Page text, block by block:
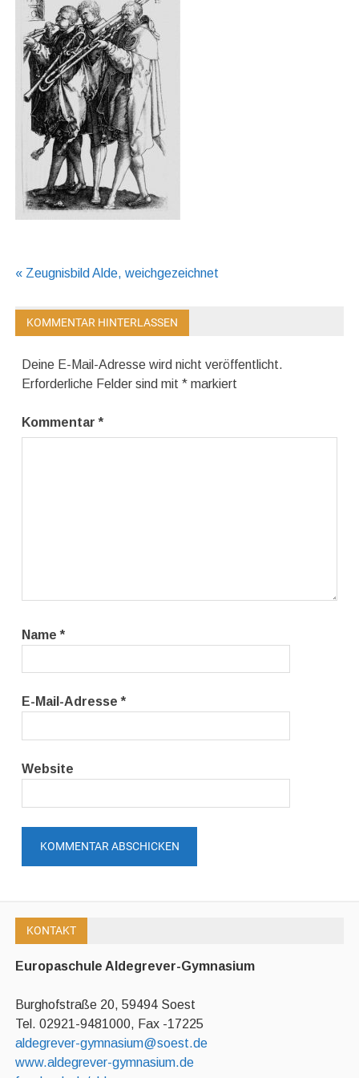
Beitragsnavigation
« Zeugnisbild Alde, weichgezeichnet
KOMMENTAR HINTERLASSEN
Deine E-Mail-Adresse wird nicht veröffentlicht.
Erforderliche Felder sind mit* markiert
Kommentar*
Name*
E-Mail-Adresse*
Website
KONTAKT
Europaschule Aldegrever-Gymnasium
Burghofstraße 20, 59494 Soest
Tel. 02921-9481000, Fax -17225
aldegrever-gymnasium@soest.de
www.aldegrever-gymnasium.de